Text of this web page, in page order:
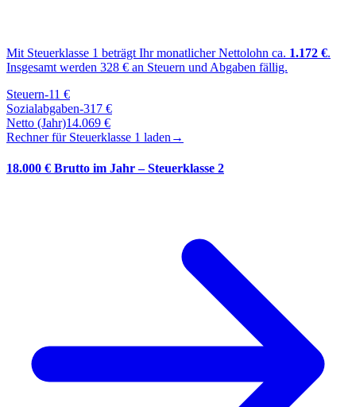
Mit Steuerklasse 1 beträgt Ihr monatlicher Nettolohn ca. 1.172 €.
Insgesamt werden 328 € an Steuern und Abgaben fällig.
Steuern-11 €
Sozialabgaben-317 €
Netto (Jahr)14.069 €
Rechner für Steuerklasse 1 laden →
18.000 € Brutto im Jahr – Steuerklasse 2